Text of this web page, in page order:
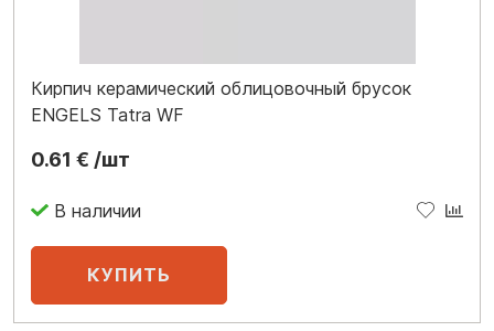
Кирпич керамический облицовочный брусок
ENGELS Tatra WF
0.61 € /шт